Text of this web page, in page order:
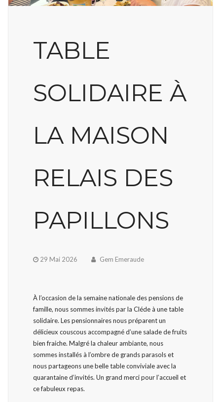
TABLE
SOLIDAIRE À
LA MAISON
RELAIS DES
PAPILLONS
29 Mai 2026 Gem Emeraude
À l’occasion de la semaine nationale des pensions de
famille, nous sommes invités par la Cléde à une table
solidaire. Les pensionnaires nous préparent un
délicieux couscous accompagné d’une salade de fruits
bien fraiche. Malgré la chaleur ambiante, nous
sommes installés à l’ombre de grands parasols et
nous partageons une belle table conviviale avec la
quarantaine d’invités. Un grand merci pour l’accueil et
ce fabuleux repas.